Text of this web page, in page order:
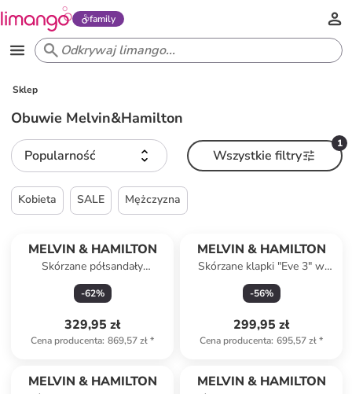
family
Sklep
Obuwie Melvin&Hamilton
Popularność
1
Wszystkie filtry
Kobieta SALE Mężczyzna
MELVIN & HAMILTON
Skórzane półsandały
"Sandrine" w kolorze
brązowym
-62%
329,95 zł
Cena producenta: 869,57 zł*
MELVIN & HAMILTON
Skórzane klapki "Eve 3" w
kolorze czarnym
-56%
299,95 zł
Cena producenta: 695,57 zł*
MELVIN & HAMILTON MELVIN & HAMILTON